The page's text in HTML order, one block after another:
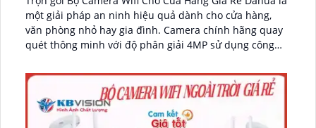
một giải pháp an ninh hiệu quả dành cho cửa hàng,
văn phòng nhỏ hay gia đình. Camera chính hãng quay
quét thông minh với độ phân giải 4MP sử dụng công
năng kết nối tập trung dễ dàng thông qua mạng Wifi,
giúp quản lý và giám sát từ xa một cách thuận tiện...